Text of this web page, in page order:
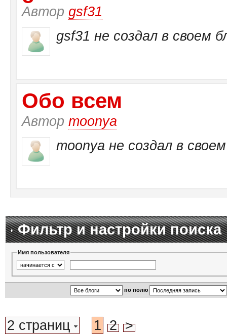
Автор gsf31
gsf31 не создал в своем
Обо всем
Автор moonya
moonya не создал в
Фильтр и настройки поиска
Имя пользователя
по полю
2 страниц 1 2 >